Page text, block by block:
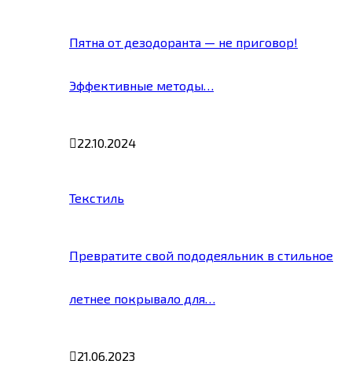
Пятна от дезодоранта — не приговор!
Эффективные методы…
22.10.2024
Текстиль
Превратите свой пододеяльник в стильное
летнее покрывало для…
21.06.2023